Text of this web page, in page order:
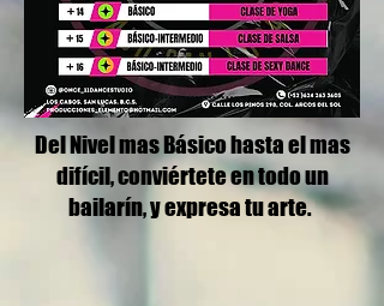
Del Nivel mas Básico hasta el mas
difícil, conviértete en todo un
bailarín, y expresa tu arte.